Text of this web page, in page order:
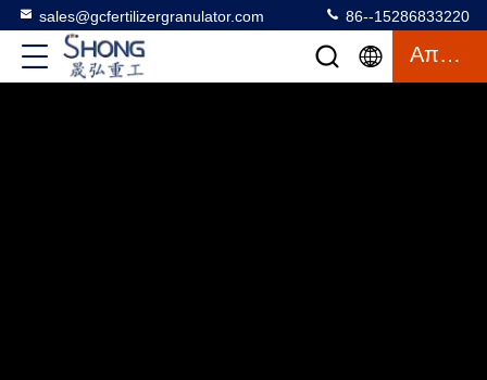
sales@gcfertilizergranulator.com 86--15286833220
Απόσπασμα